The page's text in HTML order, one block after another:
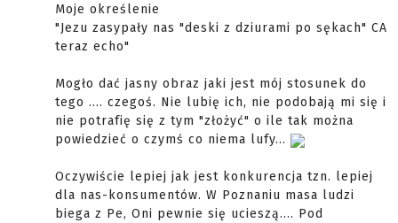
Moje określenie
"Jezu zasypały nas "deski z dziurami po sękach" CA
teraz echo"
Mogło dać jasny obraz jaki jest mój stosunek do
tego .... czegoś. Nie lubię ich, nie podobają mi się i
nie potrafię się z tym "złożyć" o ile tak można
powiedzieć o czymś co niema lufy...
Oczywiście lepiej jak jest konkurencja tzn. lepiej
dla nas-konsumentów. W Poznaniu masa ludzi
biega z Pe, Oni pewnie się ucieszą.... Pod